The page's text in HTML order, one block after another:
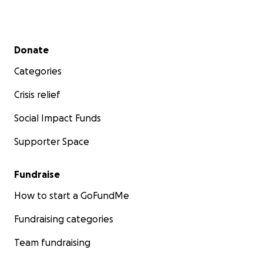
Secondary menu
Donate
Categories
Crisis relief
Social Impact Funds
Supporter Space
Fundraise
How to start a GoFundMe
Fundraising categories
Team fundraising